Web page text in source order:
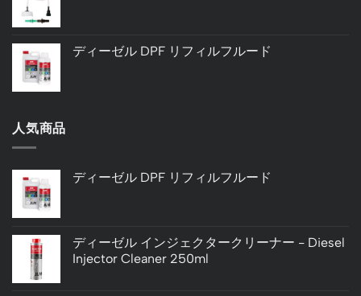
ディーゼル DPF リフィルフルード
人気商品
ディーゼル DPF リフィルフルード
ディーゼル インジェクタークリーナー - Diesel
Injector Cleaner 250ml